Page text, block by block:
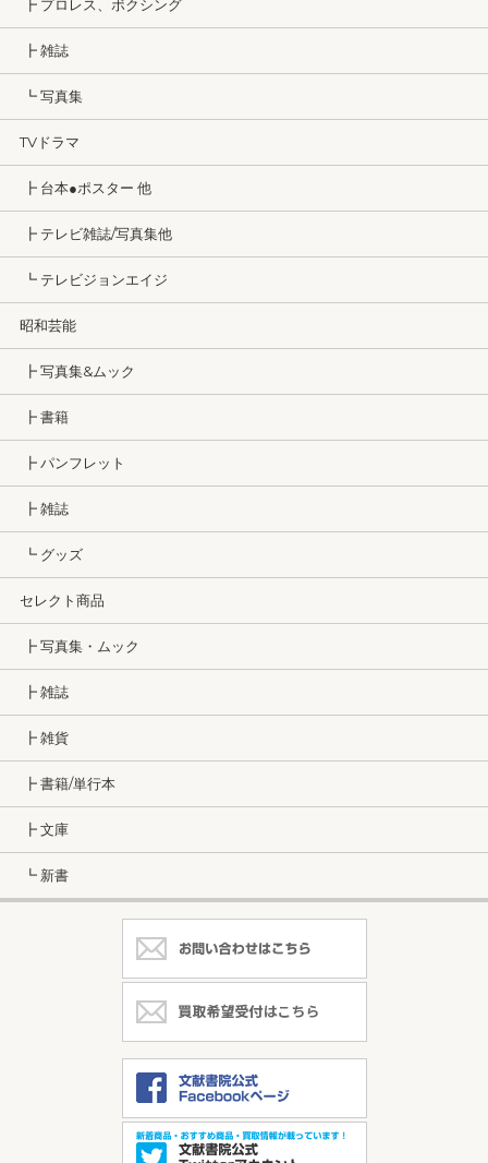
┣ プロレス、ボクシング
┣ 雑誌
┗ 写真集
TVドラマ
┣ 台本●ポスター 他
┣ テレビ雑誌/写真集他
┗ テレビジョンエイジ
昭和芸能
┣ 写真集&ムック
┣ 書籍
┣ パンフレット
┣ 雑誌
┗ グッズ
セレクト商品
┣ 写真集・ムック
┣ 雑誌
┣ 雑貨
┣ 書籍/単行本
┣ 文庫
┗ 新書